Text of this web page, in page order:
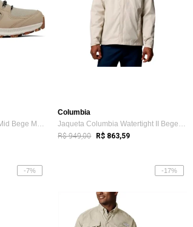
Bota Columbia Re Peak Mid Bege Masculino
Columbia
Jaqueta Columbia Watertight II Bege Masculino
R$ 949,00 R$ 863,59
-7% -17%